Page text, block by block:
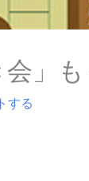
」
する